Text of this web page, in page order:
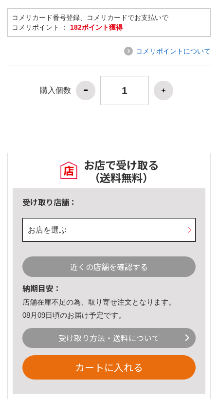
コメリカード番号登録、コメリカードでお支払いで
コメリポイント ： 182ポイント獲得
コメリポイントについて
購入個数
お店で受け取る
（送料無料）
受け取り店舗：
お店を選ぶ
近くの店舗を確認する
納期目安：
店舗在庫不足の為、取り寄せ注文となります。
08月09日頃のお届け予定です。
受け取り方法・送料について
カートに入れる